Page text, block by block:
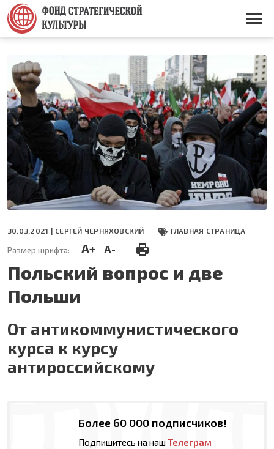
Перейти
основному
Основная
30.03.2021 | СЕРГЕЙ ЧЕРНЯХОВСКИЙ ГЛАВНАЯ СТРАНИЦА
Размер шрифта: A+ A-
Польский вопрос и две
Польши
От антикоммунистического
курса к курсу
антироссийскому
Более 60 000 подписчиков!
Подпишитесь на наш Телеграм